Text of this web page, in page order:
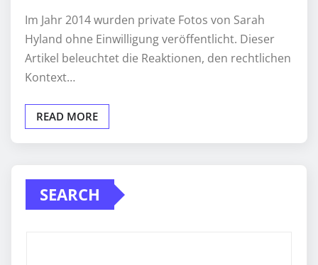
Im Jahr 2014 wurden private Fotos von Sarah
Hyland ohne Einwilligung veröffentlicht. Dieser
Artikel beleuchtet die Reaktionen, den rechtlichen
Kontext…
READ MORE
SEARCH